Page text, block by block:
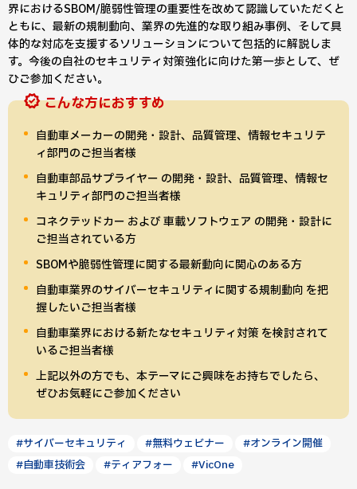
界におけるSBOM/脆弱性管理の重要性を改めて認識していただくと
ともに、最新の規制動向、業界の先進的な取り組み事例、そして具
体的な対応を支援するソリューションについて包括的に解説しま
す。今後の自社のセキュリティ対策強化に向けた第一歩として、ぜ
ひご参加ください。
こんな方におすすめ
自動車メーカーの開発・設計、品質管理、情報セキュリテ
ィ部門のご担当者様
自動車部品サプライヤー の開発・設計、品質管理、情報セ
キュリティ部門のご担当者様
コネクテッドカー および 車載ソフトウェア の開発・設計に
ご担当されている方
SBOMや脆弱性管理に関する最新動向に関心のある方
自動車業界のサイバーセキュリティに関する規制動向 を把
握したいご担当者様
自動車業界における新たなセキュリティ対策 を検討されて
いるご担当者様
上記以外の方でも、本テーマにご興味をお持ちでしたら、
ぜひお気軽にご参加ください
#サイバーセキュリティ #無料ウェビナー
#オンライン開催
#自動車技術会
#ティアフォー #VicOne